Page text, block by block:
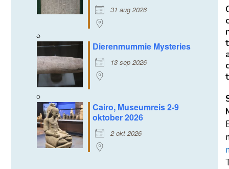
31 aug 2026
Dierenmummie Mysteries
13 sep 2026
Cairo, Museumreis 2-9
oktober 2026
2 okt 2026
t
t